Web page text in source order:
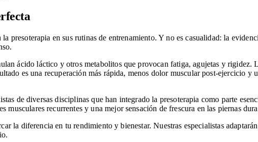
presoterapia en sus rutinas de entrenamiento. Y no es casualidad: la
ácido láctico y otros metabolitos que provocan fatiga, agujetas y rigidez.
es una recuperación más rápida, menos dolor muscular post-ejercicio y
de diversas disciplinas que han integrado la presoterapia como parte
recurrentes y una mejor sensación de frescura en las piernas
la diferencia en tu rendimiento y bienestar. Nuestras especialistas